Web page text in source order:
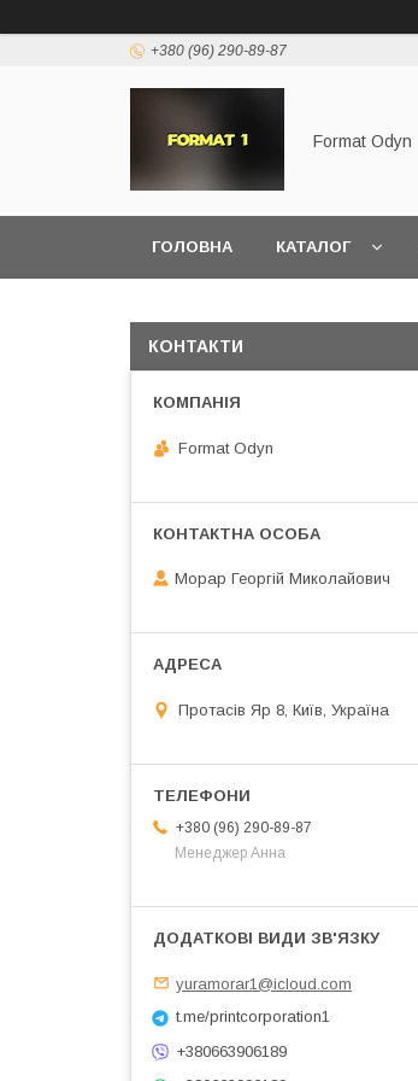
+380 (96) 290-89-87
Format Odyn
ГОЛОВНА КАТАЛОГ
КОНТАКТИ
Format Odyn
Морар Георгій Миколайович
Протасів Яр 8, Київ, Україна
+380 (96) 290-89-87
Менеджер Анна
yuramorar1@icloud.com
t.me/printcorporation1
+380663906189